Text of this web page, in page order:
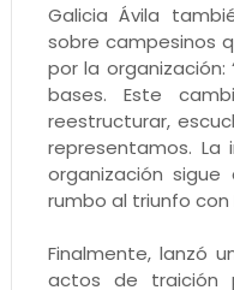
Galicia Ávila
sobre campesinos
por la organización:
bases. Este
reestructurar,
representamos.
organización
rumbo al triunfo con
Finalmente, lanzó
actos de traición